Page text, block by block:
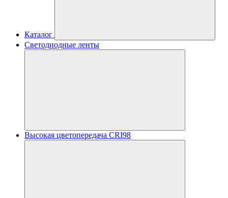
Каталог
Светодиодные ленты
Высокая цветопередача CRI98